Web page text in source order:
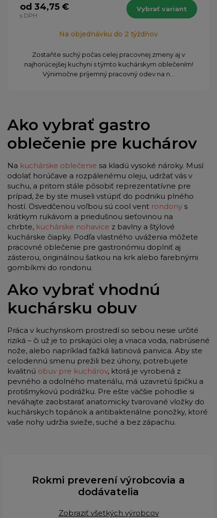
od 34,75 €
s DPH
Vybrať variant
Na objednávku do 2 týždňov
Zostaňte suchý počas celej pracovnej zmeny aj v
najhorúcejšej kuchyni s týmto kuchárskym oblečením!
Výnimočne príjemný pracovný odev na n...
Ako vybrať gastro
oblečenie pre kuchárov
Na kuchárske oblečenie sa kladú vysoké nároky. Musí
odolať horúčave a rozpálenému oleju, udržať vás v
suchu, a pritom stále pôsobiť reprezentatívne pre
prípad, že by ste museli vstúpiť do podniku plného
hostí. Osvedčenou voľbou sú cool vent rondony s
krátkym rukávom a priedušnou sieťovinou na
chrbte, kuchárske nohavice z bavlny a štýlové
kuchárske čiapky. Podľa vlastného uváženia môžete
pracovné oblečenie pre gastronómiu doplniť aj
zásterou, originálnou šatkou na krk alebo farebnými
gombíkmi do rondonu.
Ako vybrať vhodnú
kuchársku obuv
Práca v kuchynskom prostredí so sebou nesie určité
riziká – či už je to prskajúci olej a vriaca voda, nabrúsené
nože, alebo napríklad ťažká liatinová panvica. Aby ste
celodennú smenu prežili bez úhony, potrebujete
kvalitnú obuv pre kuchárov, ktorá je vyrobená z
pevného a odolného materiálu, má uzavretú špičku a
protišmykovú podrážku. Pre ešte väčšie pohodlie si
neváhajte zaobstarať anatomicky tvarované vložky do
kuchárskych topánok a antibakteriálne ponožky, ktoré
vaše nohy udržia svieže, suché a bez zápachu.
Rokmi preverení výrobcovia a
dodávatelia
Zobraziť všetkých výrobcov